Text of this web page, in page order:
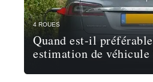
4 ROUES
Quand est-il
estimation de véhicule